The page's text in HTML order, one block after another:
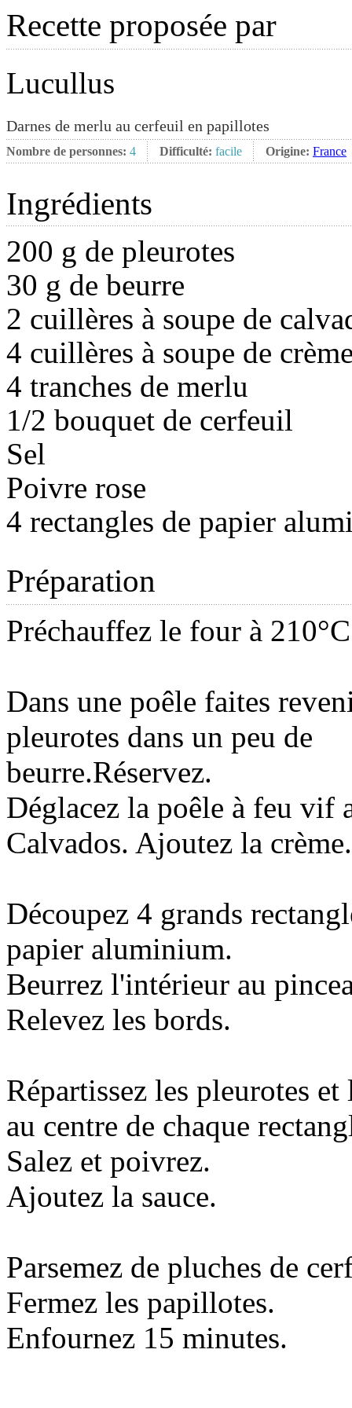
Recette proposée par
Lucullus
Darnes de merlu au cerfeuil en papillotes
Nombre de personnes: 4 Difficulté: facile Origine: France
Ingrédients
200 g de pleurotes
30 g de beurre
2 cuillères à soupe de
4 cuillères à soupe de
4 tranches de merlu
1/2 bouquet de cerfeuil
Sel
Poivre rose
4 rectangles de papier
Préparation
Préchauffez le four à
Dans une poêle faites
pleurotes dans un peu de
beurre.Réservez.
Déglacez la poêle à feu vif
Calvados. Ajoutez la crème.
Découpez 4 grands
papier aluminium.
Beurrez l'intérieur au
Relevez les bords.
Répartissez les pleurotes
au centre de chaque
Salez et poivrez.
Ajoutez la sauce.
Parsemez de pluches de
Fermez les papillotes.
Enfournez 15 minutes.